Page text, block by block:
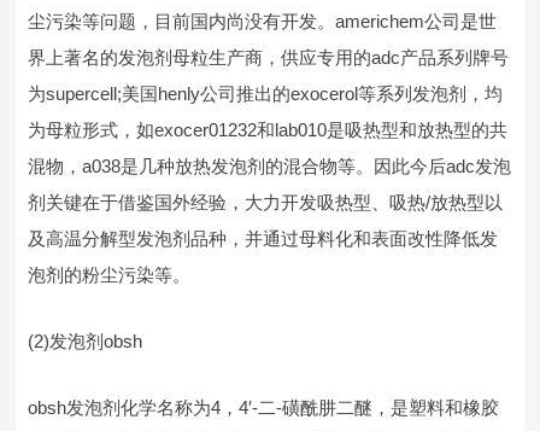
尘污染等问题，目前国内尚没有开发。americhem公司是世
界上著名的发泡剂母粒生产商，供应专用的adc产品系列牌号
为supercell;美国henly公司推出的exocerol等系列发泡剂，均
为母粒形式，如exocer01232和lab010是吸热型和放热型的共
混物，a038是几种放热发泡剂的混合物等。因此今后adc发泡
剂关键在于借鉴国外经验，大力开发吸热型、吸热/放热型以
及高温分解型发泡剂品种，并通过母料化和表面改性降低发
泡剂的粉尘污染等。
(2)发泡剂obsh
obsh发泡剂化学名称为4，4′-二-磺酰肼二醚，是塑料和橡胶